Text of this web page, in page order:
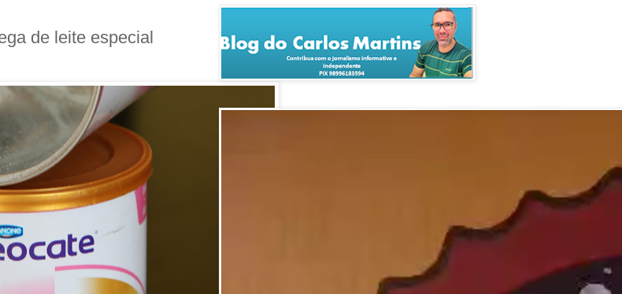
de leite especial